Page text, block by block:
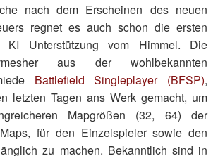
nach dem Erscheinen des neuen
regnet es auch schon die ersten
KI Unterstützung vom Himmel. Die
aus der wohlbekannten
Battlefield Singleplayer (BFSP),
letzten Tagen ans Werk gemacht, um
Mapgrößen (32, 64) der
für den Einzelspieler sowie den
zu machen. Bekanntlich sind in